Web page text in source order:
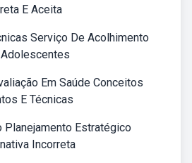
E Aceita
Serviço De Acolhimento
Adolescentes
Em Saúde Conceitos
E Técnicas
Planejamento Estratégico
Incorreta